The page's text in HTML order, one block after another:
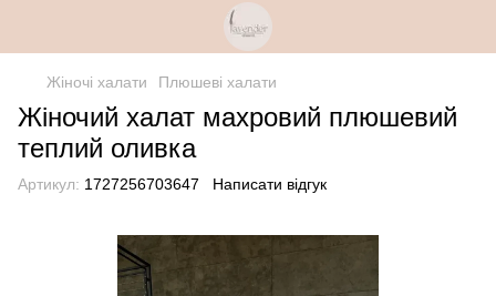
Жіночі халати Плюшеві халати
Жіночий халат махровий плюшевий
теплий оливка
Артикул: 1727256703647 Написати відгук